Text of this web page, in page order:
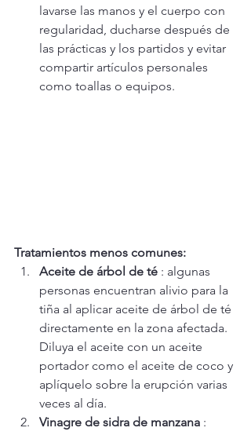
lavarse las manos y el cuerpo con
regularidad, ducharse después de
las prácticas y los partidos y evitar
compartir artículos personales
como toallas o equipos.
Tratamientos menos comunes:
Aceite de árbol de té : algunas
personas encuentran alivio para la
tiña al aplicar aceite de árbol de té
directamente en la zona afectada.
Diluya el aceite con un aceite
portador como el aceite de coco y
aplíquelo sobre la erupción varias
veces al día.
Vinagre de sidra de manzana :